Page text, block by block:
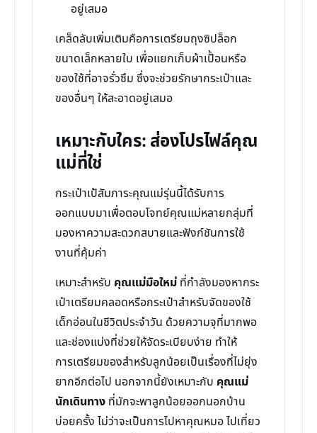
อยู่เสมอ
เคล็ดลับเพิ่มเติมคือการเตรียมถุงซิปล็อก
ขนาดเล็กหลายใบ เพื่อแยกเก็บผ้าเปื้อนหรือ
ของใช้ที่อาจรั่วซึม ซึ่งจะช่วยรักษากระเป๋าและ
ของอื่นๆ ให้สะอาดอยู่เสมอ
เหมาะกับใคร: ส่องโปรไฟล์คุณ
แม่ที่ใช่
กระเป๋าเป้สัมภาระคุณแม่รุ่นนี้ได้รับการ
ออกแบบมาเพื่อตอบโจทย์คุณแม่หลายกลุ่มที่
มองหาความสะดวกสบายและฟังก์ชันการใช้
งานที่คุ้มค่า
เหมาะสำหรับ คุณแม่มือใหม่ ที่กำลังมองหากระ
เป๋าเตรียมคลอดหรือกระเป๋าสำหรับจัดของใช้
เด็กอ่อนในชีวิตประจำวัน ด้วยความจุที่มากพอ
และช่องแบ่งที่ช่วยให้จัดระเบียบง่าย ทำให้
การเตรียมของสำหรับลูกน้อยเป็นเรื่องที่ไม่ยุ่ง
ยากอีกต่อไป นอกจากนี้ยังเหมาะกับ คุณแม่
นักเดินทาง ที่มักจะพาลูกน้อยออกนอกบ้าน
บ่อยครั้ง ไม่ว่าจะเป็นการไปหาคุณหมอ ไปเที่ยว